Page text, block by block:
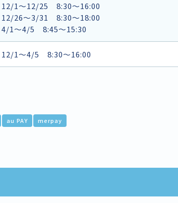
12/1～12/25 8:30～16:00
12/26～3/31 8:30～18:00
4/1～4/5 8:45～15:30
12/1～4/5 8:30～16:00
au PAY merpay